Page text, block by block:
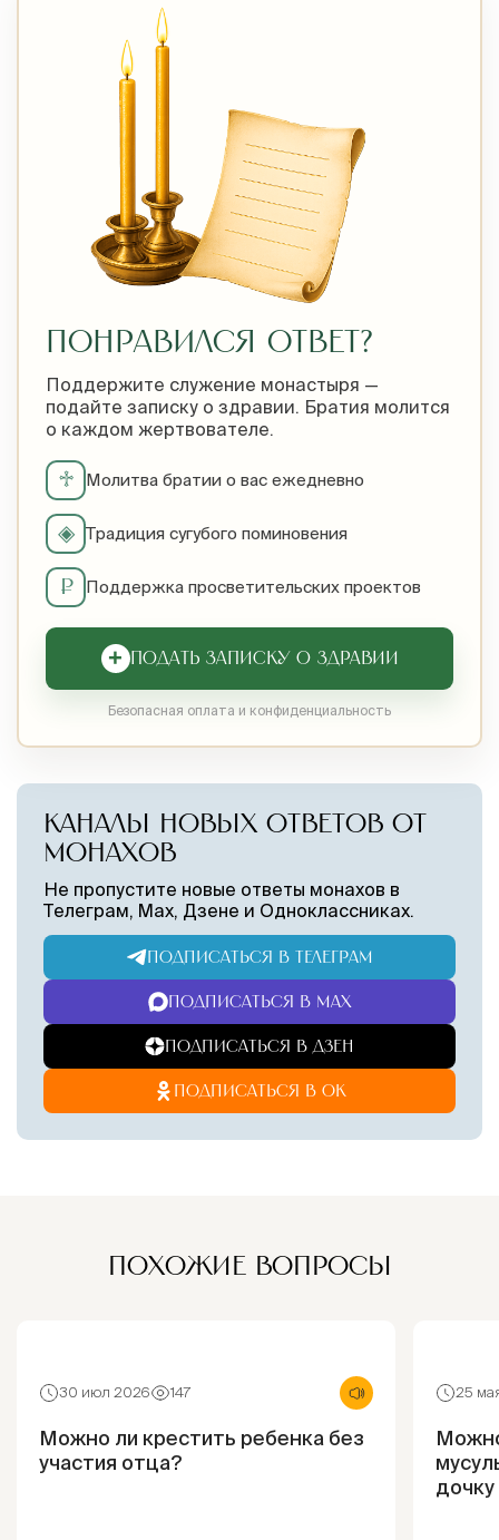
ПОНРАВИЛСЯ ОТВЕТ?
Поддержите служение монастыря —
подайте записку о здравии. Братия молится
о каждом жертвователе.
♱ Молитва братии о вас ежедневно
◈ Традиция сугубого поминовения
₽ Поддержка просветительских проектов
+ ПОДАТЬ ЗАПИСКУ О ЗДРАВИИ
Безопасная оплата и конфиденциальность
КАНАЛЫ НОВЫХ ОТВЕТОВ ОТ
МОНАХОВ
Не пропустите новые ответы монахов в
Телеграм, Max, Дзене и Одноклассниках.
ПОДПИСАТЬСЯ В ТЕЛЕГРАМ
ПОДПИСАТЬСЯ В MAX
ПОДПИСАТЬСЯ В ДЗЕН
ПОДПИСАТЬСЯ В ОК
ПОХОЖИЕ ВОПРОСЫ
30 июл 2026 147
Можно ли крестить ребенка без
участия отца?
25
дочку